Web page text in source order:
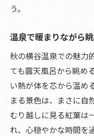
う。
温泉で暖まりながら
秋の横谷温泉での魅力
ても露天風呂から眺め
い熱が体を芯から温め
まる景色は、まさに自
むり越しに見る紅葉は
れ、心穏やかな時間を